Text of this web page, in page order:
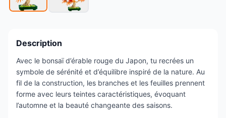
Description
Avec le bonsaï d’érable rouge du Japon, tu recrées un
symbole de sérénité et d’équilibre inspiré de la nature. Au
fil de la construction, les branches et les feuilles prennent
forme avec leurs teintes caractéristiques, évoquant
l’automne et la beauté changeante des saisons.